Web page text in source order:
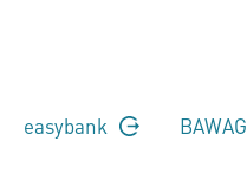
easybank BAWAG